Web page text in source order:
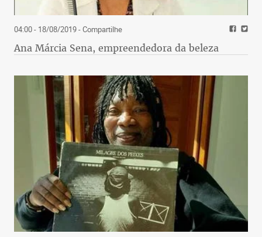
04:00 - 18/08/2019- Compartilhe
Ana Márcia Sena, empreendedora da beleza